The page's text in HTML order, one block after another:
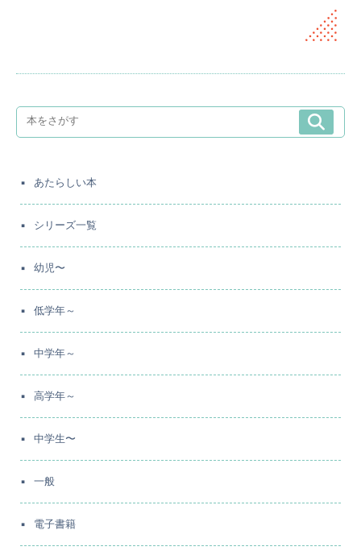
あたらしい本
シリーズ一覧
幼児〜
低学年～
中学年～
高学年～
中学生〜
一般
電子書籍